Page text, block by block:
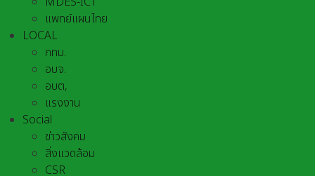
แพทย์แผนไทย
LOCAL
กทม.
อบจ.
อบต,
แรงงาน
Social
ข่าวสังคม
สิ่งแวดล้อม
CSR